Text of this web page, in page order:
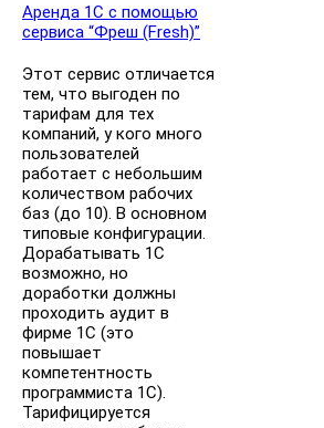
Аренда 1С с помощью
сервиса “Фреш (Fresh)”
Этот сервис отличается
тем, что выгоден по
тарифам для тех
компаний, у кого много
пользователей
работает с небольшим
количеством рабочих
баз (до 10). В основном
типовые конфигурации.
Дорабатывать 1С
возможно, но
доработки должны
проходить аудит в
фирме 1С (это
повышает
компетентность
программиста 1С).
Тарифицируется